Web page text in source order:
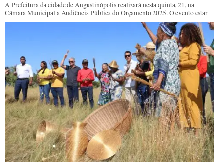
A Prefeitura da cidade de Augustinópolis realizará nesta quinta, 21, na
Câmara Municipal a Audiência Pública do Orçamento 2025. O evento estar